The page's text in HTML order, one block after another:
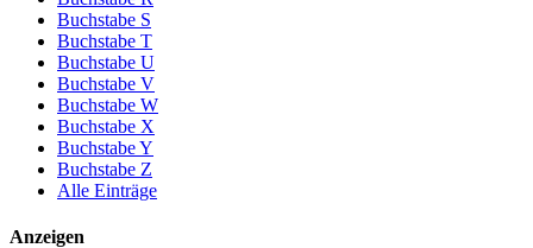
Buchstabe S
Buchstabe T
Buchstabe U
Buchstabe V
Buchstabe W
Buchstabe X
Buchstabe Y
Buchstabe Z
Alle Einträge
Anzeigen